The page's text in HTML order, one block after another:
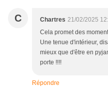
C Chartres 21/02/2025
Cela promet des
Une tenue d'intérieur,
mieux que d'être en
porte !!!!
Répondre